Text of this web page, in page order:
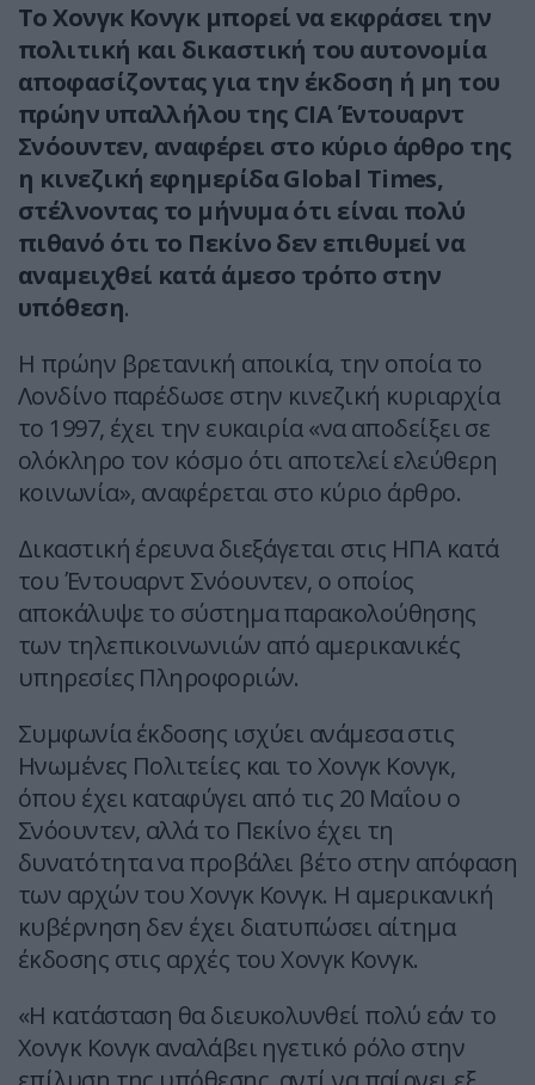
Το Χονγκ Κονγκ μπορεί να εκφράσει την
πολιτική και δικαστική του αυτονομία
αποφασίζοντας για την έκδοση ή μη του
πρώην υπαλλήλου της CIA Έντουαρντ
Σνόουντεν, αναφέρει στο κύριο άρθρο της
η κινεζική εφημερίδα Global Times,
στέλνοντας το μήνυμα ότι είναι πολύ
πιθανό ότι το Πεκίνο δεν επιθυμεί να
αναμειχθεί κατά άμεσο τρόπο στην
υπόθεση.
Η πρώην βρετανική αποικία, την οποία το
Λονδίνο παρέδωσε στην κινεζική κυριαρχία
το 1997, έχει την ευκαιρία «να αποδείξει σε
ολόκληρο τον κόσμο ότι αποτελεί ελεύθερη
κοινωνία», αναφέρεται στο κύριο άρθρο.
Δικαστική έρευνα διεξάγεται στις ΗΠΑ κατά
του Έντουαρντ Σνόουντεν, ο οποίος
αποκάλυψε το σύστημα παρακολούθησης
των τηλεπικοινωνιών από αμερικανικές
υπηρεσίες Πληροφοριών.
Συμφωνία έκδοσης ισχύει ανάμεσα στις
Ηνωμένες Πολιτείες και το Χονγκ Κονγκ,
όπου έχει καταφύγει από τις 20 Μαΐου ο
Σνόουντεν, αλλά το Πεκίνο έχει τη
δυνατότητα να προβάλει βέτο στην απόφαση
των αρχών του Χονγκ Κονγκ. Η αμερικανική
κυβέρνηση δεν έχει διατυπώσει αίτημα
έκδοσης στις αρχές του Χονγκ Κονγκ.
«Η κατάσταση θα διευκολυνθεί πολύ εάν το
Χονγκ Κονγκ αναλάβει ηγετικό ρόλο στην